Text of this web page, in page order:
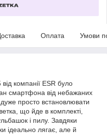
Оплата Умови
компанії ESR було
смартфона від небажаних
просто встановлювати
що йде в комплекті,
і пилу. Завдяки
ідеально лягає, але й